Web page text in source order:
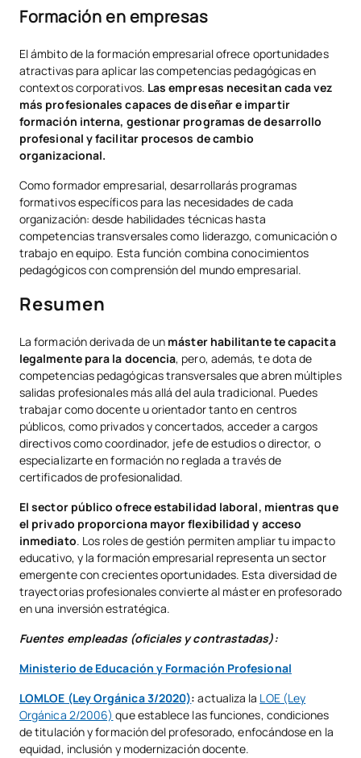
Formación en empresas
El ámbito de la formación empresarial ofrece oportunidades
atractivas para aplicar las competencias pedagógicas en
contextos corporativos. Las empresas necesitan cada vez
más profesionales capaces de diseñar e impartir
formación interna, gestionar programas de desarrollo
profesional y facilitar procesos de cambio
organizacional.
Como formador empresarial, desarrollarás programas
formativos específicos para las necesidades de cada
organización: desde habilidades técnicas hasta
competencias transversales como liderazgo, comunicación o
trabajo en equipo. Esta función combina conocimientos
pedagógicos con comprensión del mundo empresarial.
Resumen
La formación derivada de un máster habilitante te capacita
legalmente para la docencia, pero, además, te dota de
competencias pedagógicas transversales que abren múltiples
salidas profesionales más allá del aula tradicional. Puedes
trabajar como docente u orientador tanto en centros
públicos, como privados y concertados, acceder a cargos
directivos como coordinador, jefe de estudios o director, o
especializarte en formación no reglada a través de
certificados de profesionalidad.
El sector público ofrece estabilidad laboral, mientras que
el privado proporciona mayor flexibilidad y acceso
inmediato. Los roles de gestión permiten ampliar tu impacto
educativo, y la formación empresarial representa un sector
emergente con crecientes oportunidades. Esta diversidad de
trayectorias profesionales convierte al máster en profesorado
en una inversión estratégica.
Fuentes empleadas (oficiales y contrastadas):
Ministerio de Educación y Formación Profesional
LOMLOE (Ley Orgánica 3/2020): actualiza la LOE (Ley
Orgánica 2/2006) que establece las funciones, condiciones
de titulación y formación del profesorado, enfocándose en la
equidad, inclusión y modernización docente.